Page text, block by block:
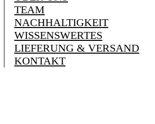
TEAM
NACHHALTIGKEIT
WISSENSWERTES
LIEFERUNG & VERSAND
KONTAKT